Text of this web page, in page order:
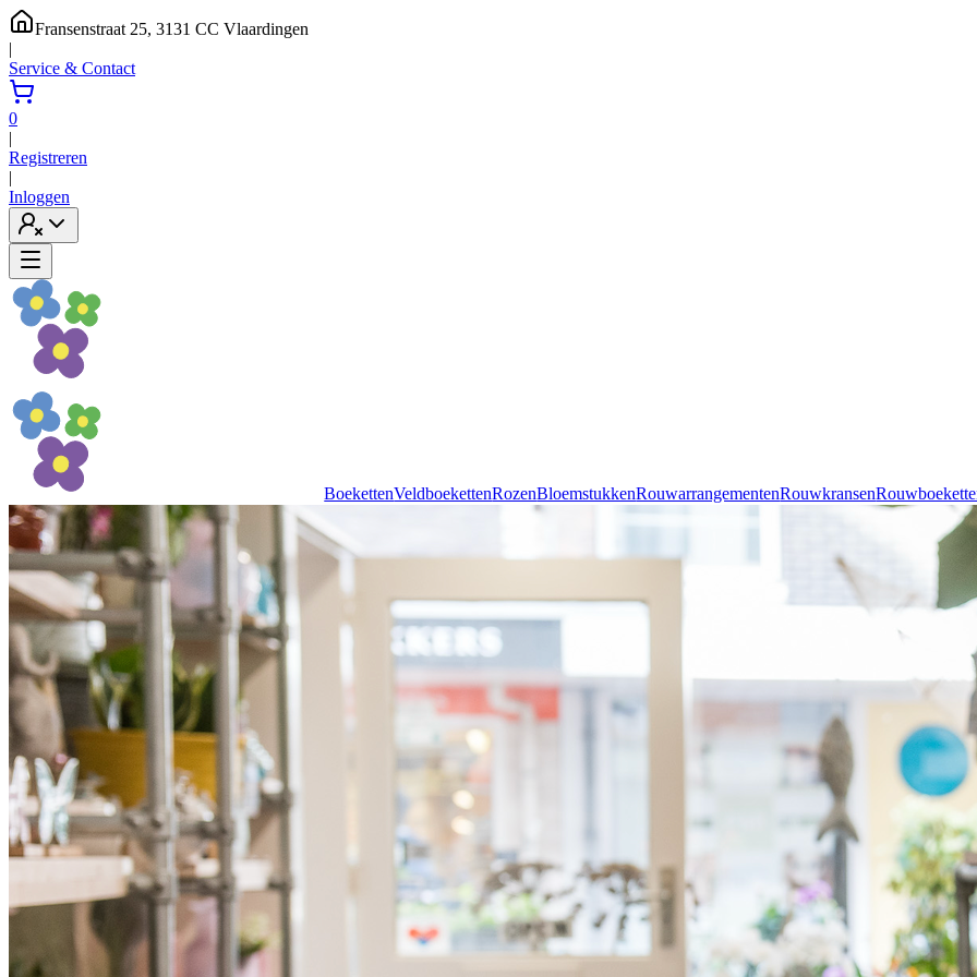
Fransenstraat 25, 3131 CC Vlaardingen
|
Service & Contact
0
|
Registreren
|
Inloggen
BoekettenVeldboekettenRozenBloemstukkenRouwarrangementenRouwkransen